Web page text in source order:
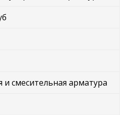
и смесительная арматура